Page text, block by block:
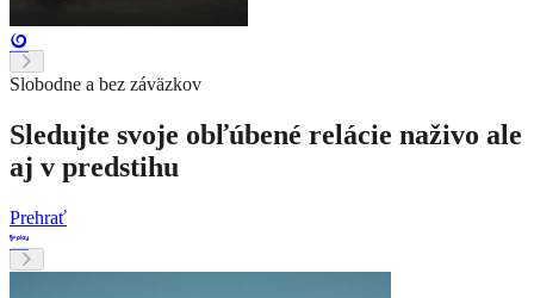
Slobodne a bez záväzkov
Sledujte svoje obľúbené relácie naživo ale
aj v predstihu
Prehrať